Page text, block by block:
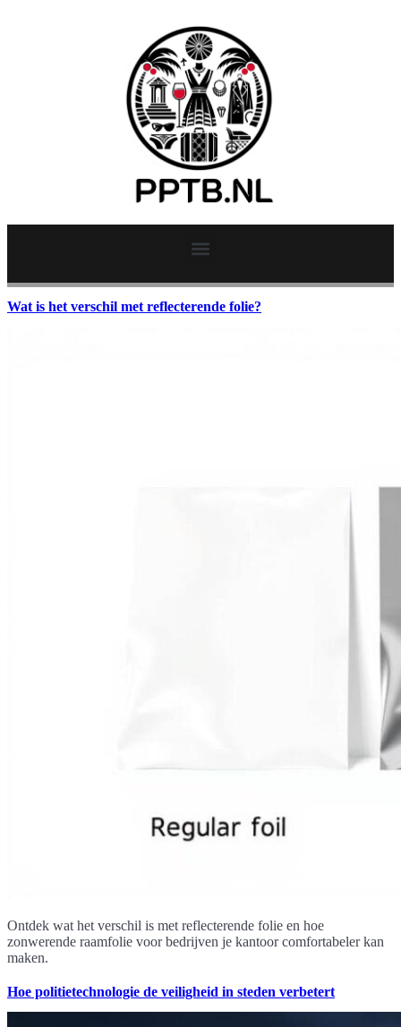
Wat is het verschil met reflecterende folie?
Ontdek wat het verschil is met reflecterende folie en hoe
zonwerende raamfolie voor bedrijven je kantoor comfortabeler kan
maken.
Hoe politietechnologie de veiligheid in steden verbetert